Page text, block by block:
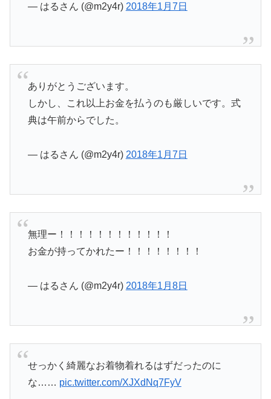
— はるさん (@m2y4r) 2018年1月7日
ありがとうございます。
しかし、これ以上お金を払うのも厳しいです。式
典は午前からでした。
— はるさん (@m2y4r) 2018年1月7日
無理ー！！！！！！！！！！！！
お金が持ってかれたー！！！！！！！！
— はるさん (@m2y4r) 2018年1月8日
せっかく綺麗なお着物着れるはずだったのに
な…… pic.twitter.com/XJXdNq7FyV